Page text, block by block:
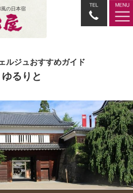
の日本宿
ルジュおすすめガイド
ゆるりと